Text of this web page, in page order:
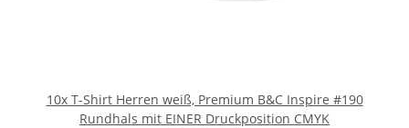
10x T-Shirt Herren weiß, Premium B&C Inspire #190
Rundhals mit EINER Druckposition CMYK